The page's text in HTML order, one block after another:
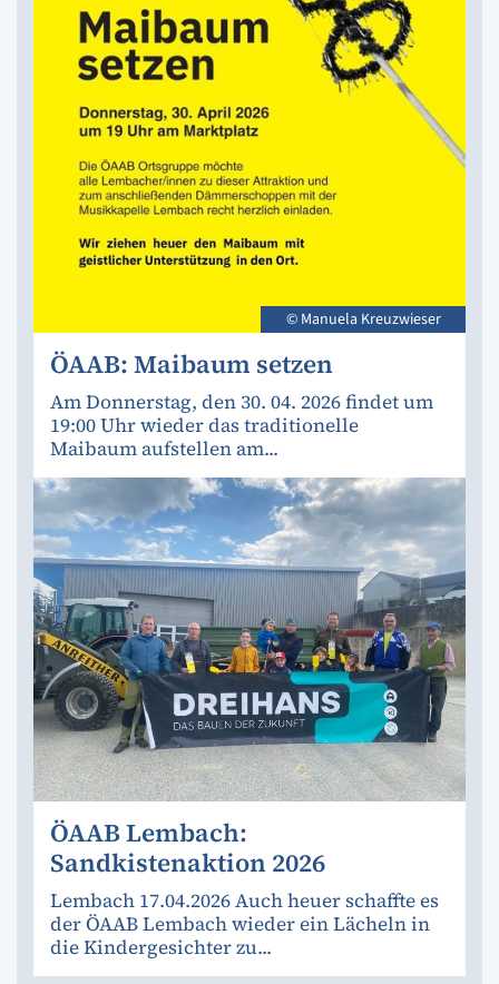
© Manuela Kreuzwieser
ÖAAB: Maibaum setzen
Am Donnerstag, den 30. 04. 2026 findet um
19:00 Uhr wieder das traditionelle
Maibaum aufstellen am...
ÖAAB Lembach:
Sandkistenaktion 2026
Lembach 17.04.2026 Auch heuer schaffte es
der ÖAAB Lembach wieder ein Lächeln in
die Kindergesichter zu...